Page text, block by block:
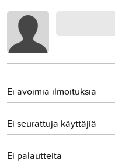
Ei avoimia ilmoituksia
Ei seurattuja käyttäjiä
Ei palautteita